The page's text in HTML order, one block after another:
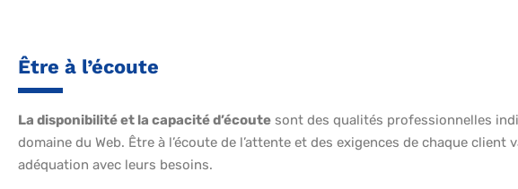
Être à l’écoute
La disponibilité et la capacité d’écoute sont des qualités professionnelles
domaine du Web. Être à l’écoute de l’attente et des exigences de chaque
adéquation avec leurs besoins.